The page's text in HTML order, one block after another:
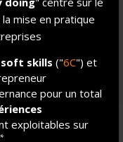
mise en pratique
soft skills ("6C") et
pour un total
exploitables sur
des décisions...